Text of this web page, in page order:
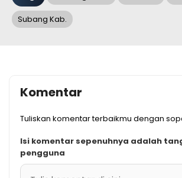
Subang Kab.
Komentar
Tuliskan komentar terbaikmu dengan
Isi komentar sepenuhnya adalah
pengguna